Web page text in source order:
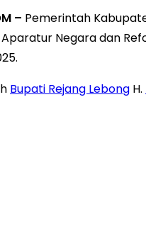
– Pemerintah
Aparatur Negara dan
Bupati Rejang Lebong H.